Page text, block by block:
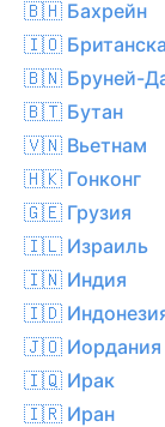
🇧🇭 Бахрейн
🇮🇴
🇧🇳 Бруней-
🇧🇹 Бутан
🇻🇳 Вьетнам
🇭🇰 Гонконг
🇬🇪 Грузия
🇮🇱 Израиль
🇮🇳 Индия
🇮🇩
🇯🇴 Иордания
🇮🇶 Ирак
🇮🇷 Иран